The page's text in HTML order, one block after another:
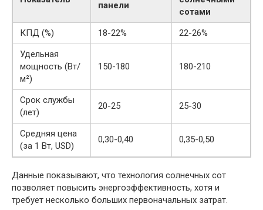
панели
сотами
КПД (%)
18-22%
22-26%
Удельная
мощность (Вт/
м²)
150-180 180-210
Срок службы
(лет)
20-25 25-30
Средняя цена
(за 1 Вт, USD)
0,30-0,40 0,35-0,50
Данные показывают, что технология солнечных сот
позволяет повысить энергоэффективность, хотя и
требует несколько больших первоначальных затрат.